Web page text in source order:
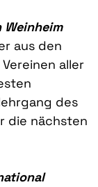
aus den
aller
des
die nächsten